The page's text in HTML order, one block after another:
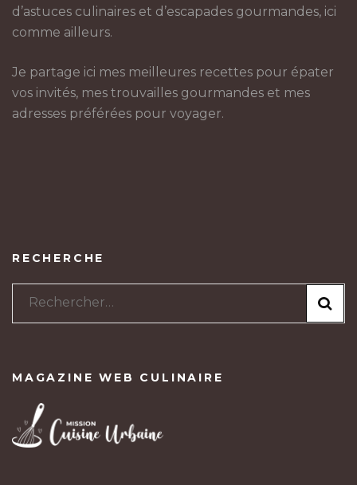
d’astuces culinaires et d’escapades gourmandes, ici
comme ailleurs.
Je partage ici mes meilleures recettes pour épater
vos invités, mes trouvailles gourmandes et mes
adresses préférées pour voyager.
RECHERCHE
Rechercher :
MAGAZINE WEB CULINAIRE